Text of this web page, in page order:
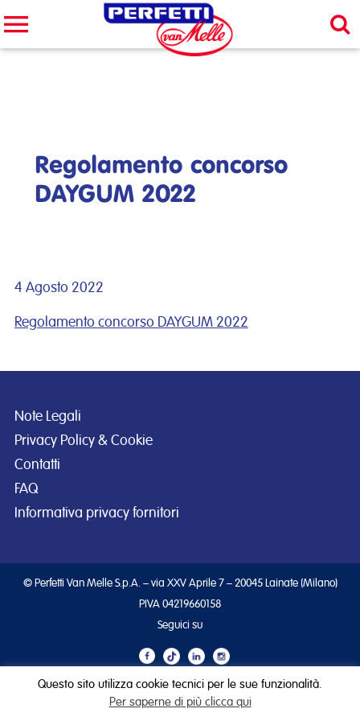
Cerca nel sito
Regolamento concorso
DAYGUM 2022
4 Agosto 2022
Regolamento concorso DAYGUM 2022
Note Legali
Privacy Policy & Cookie
Contatti
FAQ
Informativa privacy fornitori
© Perfetti Van Melle S.p.A. – via XXV Aprile 7 – 20045 Lainate (Milano)
PIVA 04219660158
Seguici su
Questo sito utilizza cookie tecnici per le sue funzionalità.
Per saperne di più clicca qui